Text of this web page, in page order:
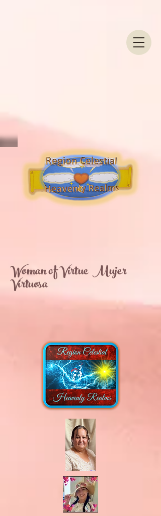
Woman of Virtue Mujer
Virtuosa